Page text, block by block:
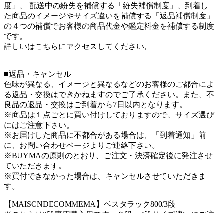
度」、 配送中の紛失を補償する「紛失補償制度」、到着し
た商品のイメージやサイズ違いを補償する「返品補償制度」
の４つの補償でお客様の商品代金や鑑定料金を補償する制度
です。
詳しいはこちらにアクセスしてください。
■返品・キャンセル
色味が異なる、イメージと異なるなどのお客様のご都合によ
る返品・交換はできかねますのでご了承ください。また、不
良品の返品・交換はご到着から7日以内となります。
※商品は１点ごとに買い付けしておりますので、サイズ選び
にはご注意下さい。
※お届けした商品に不都合がある場合は、「到着通知」前
に、お問い合わせページよりご連絡下さい。
※BUYMAの原則のとおり、ご注文・決済確定後に発注させ
ていただきます。
※買付できなかった場合は、キャンセルさせていただきま
す。
【MAISONDECOMMEMA】ベスタラック800/3段